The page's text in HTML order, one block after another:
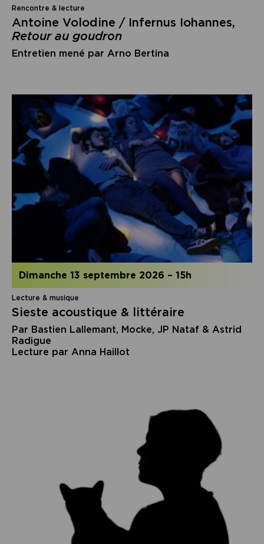
Rencontre & lecture
Antoine Volodine / Infernus Iohannes,
Retour au goudron
Entretien mené par Arno Bertina
dimanche 13 septembre 2026 – 15h
Lecture & musique
Sieste acoustique & littéraire
Par Bastien Lallemant, Mocke, JP Nataf & Astrid
Radigue
Lecture par Anna Haillot